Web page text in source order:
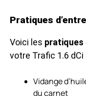
Pratiques
Voici les pratiques
votre Trafic 1.6 dCi
Vidange
du carnet